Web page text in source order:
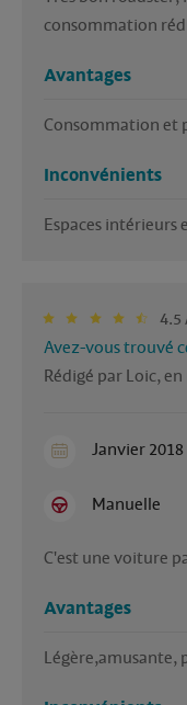
consommation
Avantages
Consommation et
Inconvénients
Espaces intérieurs
4.5
Avez-vous trouvé
Rédigé par Loic,
Janvier 2018
Manuelle
C'est une voiture
Avantages
Légère,amusante,